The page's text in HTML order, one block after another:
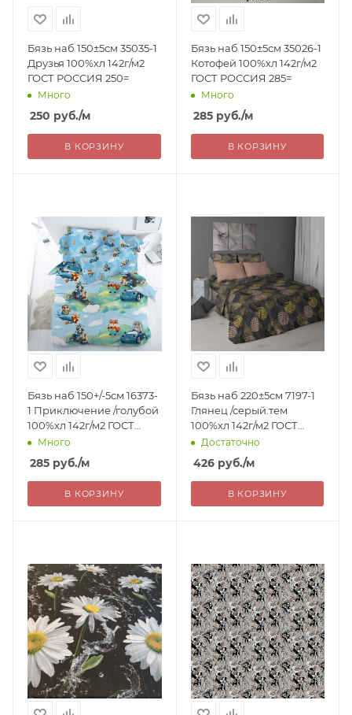
Бязь наб 150±5см 35035-1
Друзья 100%хл 142г/м2
ГОСТ РОССИЯ 250=
Много
250 руб./м
В КОРЗИНУ
Бязь наб 150±5см 35026-1
Котофей 100%хл 142г/м2
ГОСТ РОССИЯ 285=
Много
285руб./м
В КОРЗИНУ
Бязь наб 150+/-5см 16373-
1 Приключение /голубой
100%хл 142г/м2 ГОСТ
РОССИЯ 285=
Много
285 руб./м
В КОРЗИНУ
Бязь наб 220±5см 7197-1
Глянец /серый.тем
100%хл 142г/м2 ГОСТ
РОССИЯ 426=
Достаточно
426руб./м
В КОРЗИНУ